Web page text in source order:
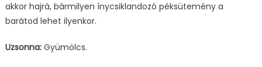
akkor hajrá, bármilyen ínycsiklandozó péksütemény a
barátod lehet ilyenkor.
Uzsonna:Gyümölcs.